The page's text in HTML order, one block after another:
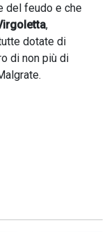
del feudo e che
,
dotate di
di non più di